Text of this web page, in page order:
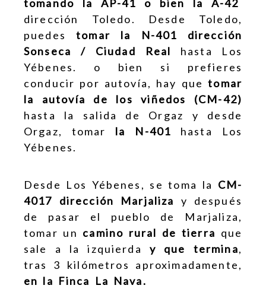
tomando la AP-41 o bien la A-42
dirección Toledo. Desde Toledo,
puedestomar la N-401 dirección
Sonseca / Ciudad Real hasta Los
Yébenes. o bien si prefieres
conducir por autovía, hay quetomar
la autovía de los viñedos (CM-42)
hasta la salida de Orgaz y desde
Orgaz, tomar la N-401 hasta Los
Yébenes.
Desde Los Yébenes, se toma la CM-
4017 dirección Marjaliza
y después
de pasar el pueblo de Marjaliza,
tomar un camino rural de tierra que
sale a la izquierda y que termina,
tras 3 kilómetros aproximadamente,
en la Finca La Nava.